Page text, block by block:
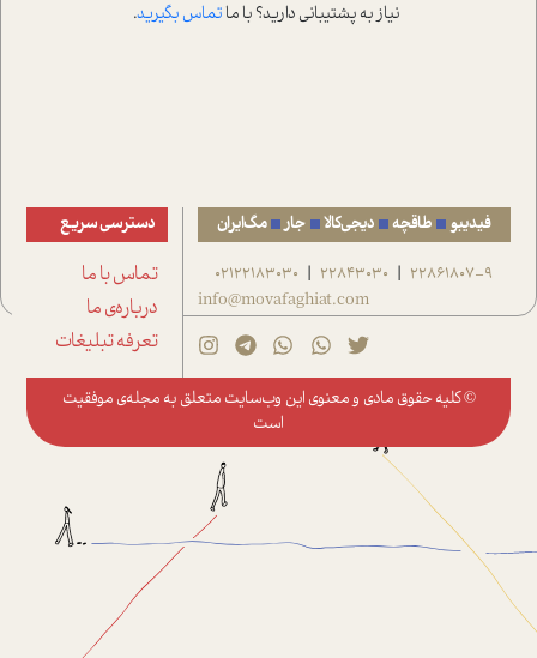
نیاز به پشتیبانی دارید؟ با ماتماس بگیرید.
فیدیبو طاقچه دیجی‌کالا جار مگ‌ایران
22861807-9
|
22843030
|
02122183030
info@movafaghiat.com
دسترسی سریع
تماس با ما
درباره‌ی ما
تعرفه تبلیغات
© کلیه حقوق مادی و معنوی این وب‌سایت متعلق به مجله‌ی موفقیت
است